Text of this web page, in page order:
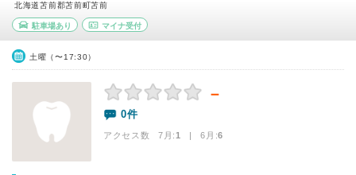
北海道苫前郡苫前町苫前
駐車場あり マイナ受付
土曜（〜17:30）
－
0件
アクセス数 7月:1 | 6月:6